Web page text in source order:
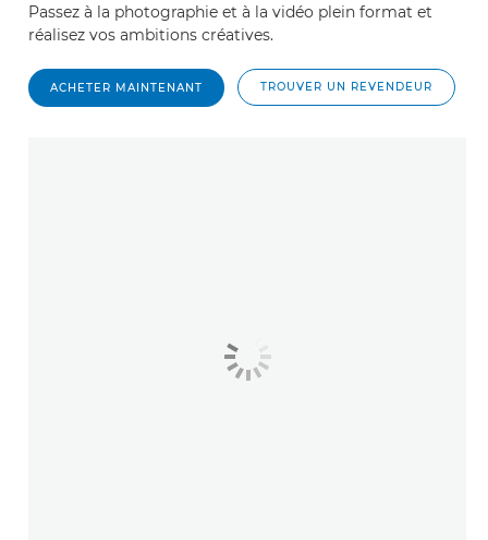
Passez à la photographie et à la vidéo plein format et
réalisez vos ambitions créatives.
ACHETER MAINTENANT TROUVER UN REVENDEUR